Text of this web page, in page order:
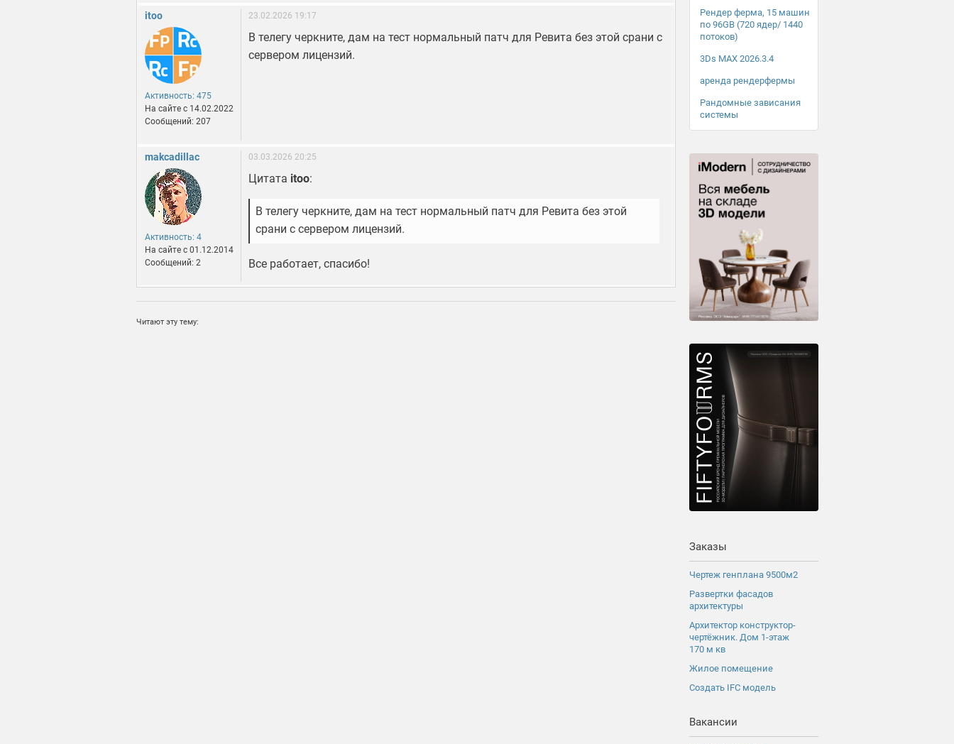
itoo
Активность: 475
На сайте c 14.02.2022
Сообщений: 207
23.02.2026 19:17
В телегу черкните, дам на тест нормальный патч для Ревита без этой срани с
сервером лицензий.
makcadillac
Активность: 4
На сайте c 01.12.2014
Сообщений: 2
03.03.2026 20:25
Цитата itoo:
В телегу черкните, дам на тест нормальный патч для Ревита без этой
срани с сервером лицензий.
Все работает, спасибо!
Читают эту тему:
Рендер ферма, 15 машин
по 96GB (720 ядер/ 1440
потоков)
3Ds MAX 2026.3.4
аренда рендерфермы
Рандомные зависания
системы
Заказы
Чертеж генплана 9500м2
Развертки фасадов
архитектуры
Архитектор конструктор-
чертёжник. Дом 1-этаж
170 м кв
Жилое помещение
Создать IFC модель
Вакансии